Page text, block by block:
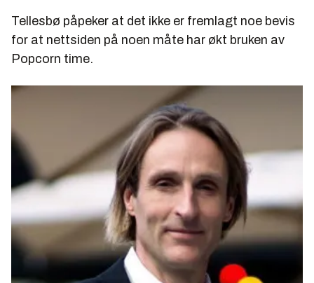
Tellesbø påpeker at det ikke er fremlagt noe bevis
for at nettsiden på noen måte har økt bruken av
Popcorn time.